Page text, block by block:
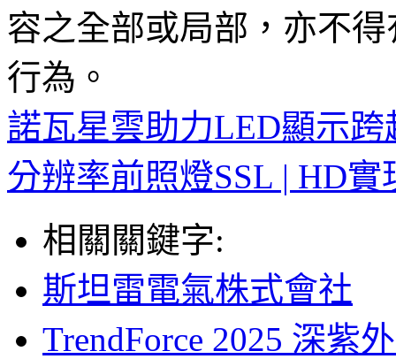
容之全部或局部，亦不
行為。
諾瓦星雲助力LED顯示
分辨率前照燈SSL | HD
相關關鍵字:
斯坦雷電氣株式會社
TrendForce 2025 深紫